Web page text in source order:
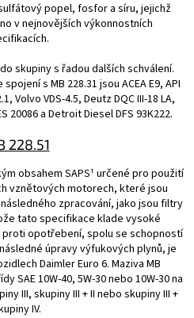
popel, fosfor a síru, jejichž
v nejnovějších výkonnostních
skupiny s řadou dalších schválení.
s MB 228.31 jsou ACEA E9, API
Volvo VDS-4.5, Deutz DQC III-18 LA,
20086 a Detroit Diesel DFS 93K222.
228.51
obsahem SAPS¹ určené pro použití
vznětových motorech, které jsou
zpracování, jako jsou filtry
tato specifikace klade vysoké
opotřebení, spolu se schopností
úpravy výfukových plynů, je
Daimler Euro 6. Maziva MB
SAE 10W-40, 5W-30 nebo 10W-30 na
III, skupiny III + II nebo skupiny III +
IV.